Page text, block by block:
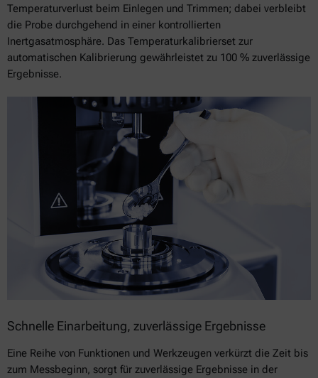
Temperaturverlust beim Einlegen und Trimmen; dabei verbleibt
die Probe durchgehend in einer kontrollierten
Inertgasatmosphäre. Das Temperaturkalibrierset zur
automatischen Kalibrierung gewährleistet zu 100 % zuverlässige
Ergebnisse.
Schnelle Einarbeitung, zuverlässige Ergebnisse
Eine Reihe von Funktionen und Werkzeugen verkürzt die Zeit bis
zum Messbeginn, sorgt für zuverlässige Ergebnisse in der